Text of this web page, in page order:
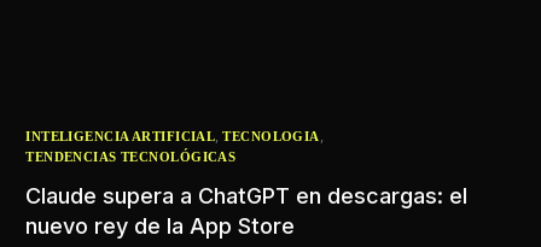
INTELIGENCIA ARTIFICIAL,TECNOLOGIA ,
TENDENCIAS TECNOLÓGICAS
Claude supera a ChatGPT en descargas: el
nuevo rey de la App Store